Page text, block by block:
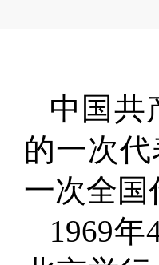
中国共
的一次
一次全国
1969